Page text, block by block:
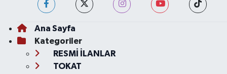
Ana Sayfa
Kategoriler
RESMİ İLANLAR
TOKAT